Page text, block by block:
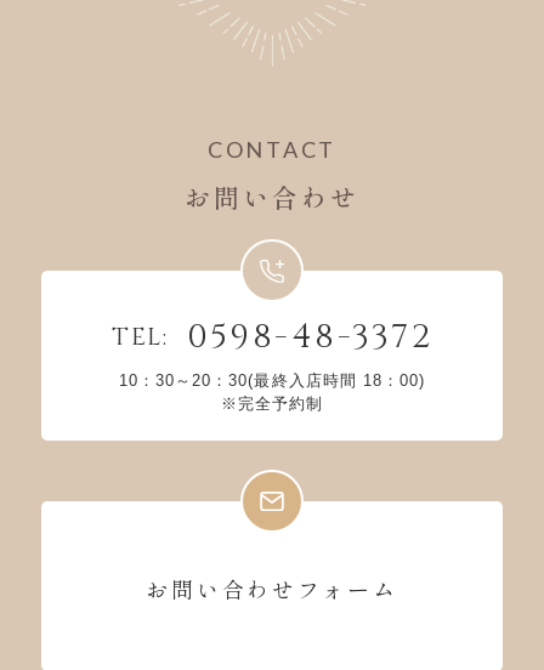
CONTACT
お問い合わせ
TEL: 0598-48-3372
10：30～20：30(最終入店時間 18：00)
※完全予約制
お問い合わせフォーム